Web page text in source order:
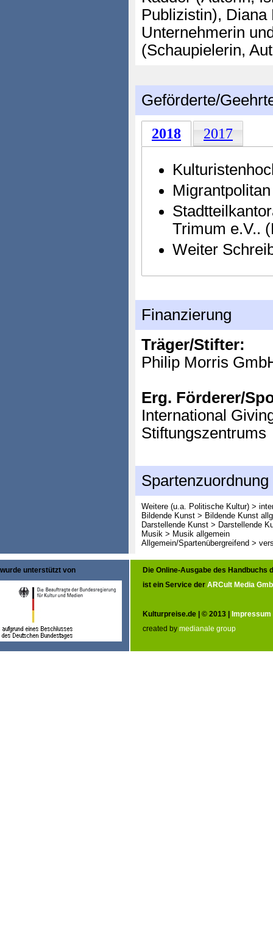
Publizistin),
Unternehmerin
(Schaupielerin,
Geförderte/
2018 2017
Trimum e.V..
Weiter
Finanzierung
Träger/Stifter:
Philip Morris
Erg. Förderer/
International
Stiftungszentrums
Spartenzuordnung
Weitere (u.a. Politische Kultur) >
Bildende Kunst > Bildende Kunst
Darstellende Kunst > Darstellende
Musik > Musik allgemein
Allgemein/Spartenübergreifend >
wurde unterstützt von
Die Online-Ausgabe des Handbuchs
ist ein Service der ARCult Media
Kulturpreise.de | © 2013 | Impressum
created by medianale group